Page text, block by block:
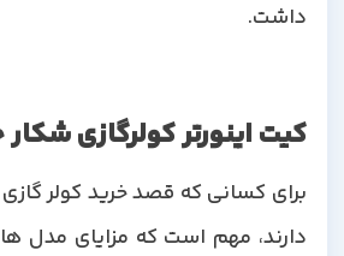
داشت.
کیت اینورتر کولرگازی شکار جنرال
دارند، مهم است که مزایای مدل های